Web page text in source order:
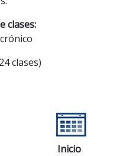
clases:
clases)
Inicio